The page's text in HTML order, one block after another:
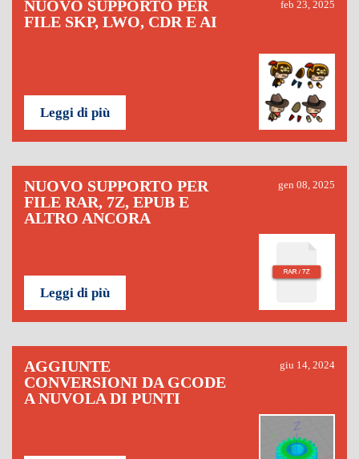
NUOVO SUPPORTO PER
FILE SKP, LWO, CDR E AI
feb 23, 2025
Leggi di più
NUOVO SUPPORTO PER
FILE RAR, 7Z, EPUB E
ALTRO ANCORA
gen 08, 2025
Leggi di più
AGGIUNTE
CONVERSIONI DA GCODE
A NUVOLA DI PUNTI
giu 14, 2024